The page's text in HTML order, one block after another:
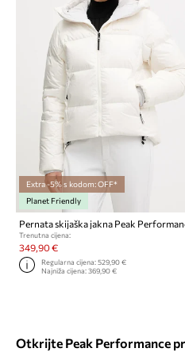
Extra -5% s kodom: OFF*
Planet Friendly
Trenutna cijena:
349,90 €
Regularna cijena:529,90 €
Najniža cijena:369,90 €
Otkrijte Peak Performance